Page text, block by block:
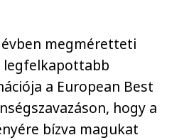
megméretteti
legfelkapottabb
a European Best
hogy a
bízva magukat